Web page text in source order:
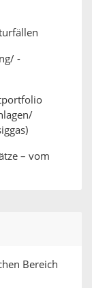
-
– vom
Bereich